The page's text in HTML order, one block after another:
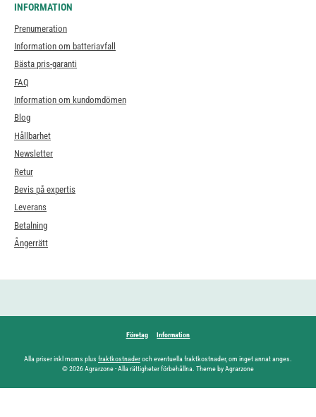
INFORMATION
Prenumeration
Information om batteriavfall
Bästa pris-garanti
FAQ
Information om kundomdömen
Blog
Hållbarhet
Newsletter
Retur
Bevis på expertis
Leverans
Betalning
Ångerrätt
Företag Information
Alla priser inkl moms plus fraktkostnaderoch eventuella fraktkostnader, om inget annat anges.
© 2026 Agrarzone - Alla rättigheter förbehållna. Theme by Agrarzone